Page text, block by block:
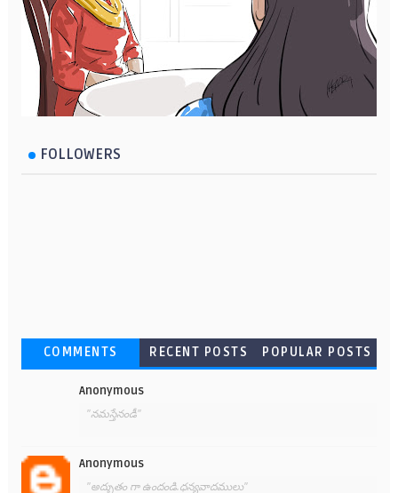
FOLLOWERS
COMMENTS RECENT POSTS POPULAR POSTS
Anonymous
"నమస్తేనండీ"
Anonymous
"అద్భుతం గా ఉందండి.ధన్యవాదములు"